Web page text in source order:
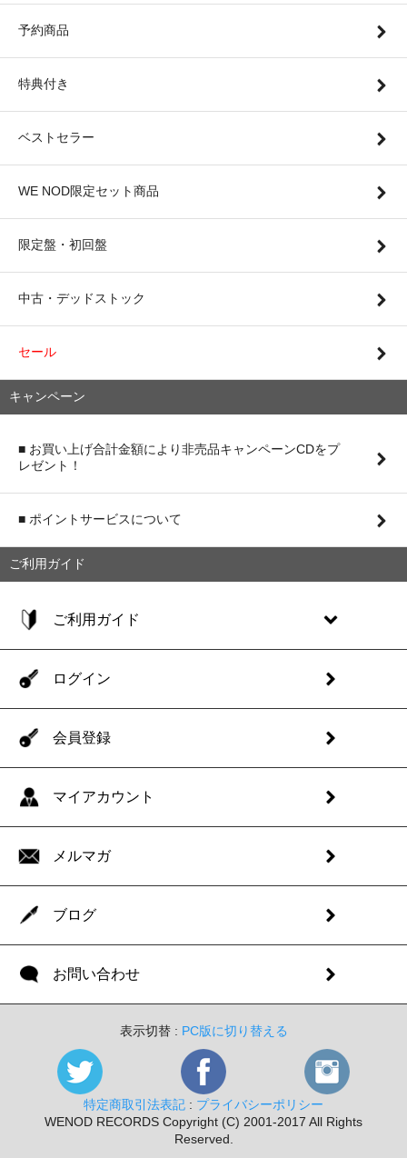
予約商品
特典付き
ベストセラー
WE NOD限定セット商品
限定盤・初回盤
中古・デッドストック
セール
キャンペーン
■ お買い上げ合計金額により非売品キャンペーンCDをプ
レゼント！
■ ポイントサービスについて
ご利用ガイド
ご利用ガイド
ログイン
会員登録
マイアカウント
メルマガ
ブログ
お問い合わせ
表示切替 : PC版に切り替える
特定商取引法表記 : プライバシーポリシー
WENOD RECORDS Copyright (C) 2001-2017 All Rights
Reserved.